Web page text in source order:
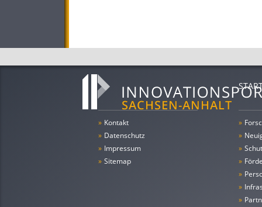
» Kontakt
» Datenschutz
» Impressum
» Sitemap
»
»
»
»
»
»
»